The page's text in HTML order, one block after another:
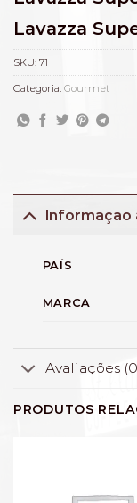
Lavazza
SKU: 71
Categoria: Gourmet
Informação
PAÍS
MARCA
Avaliações
PRODUTOS